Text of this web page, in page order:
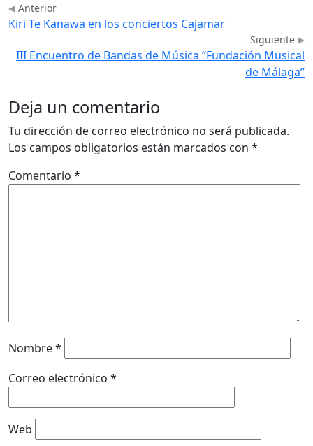
Anterior
Kiri Te Kanawa en los conciertos Cajamar
Siguiente
III Encuentro de Bandas de Música “Fundación Musical
de Málaga”
Deja un comentario
Tu dirección de correo electrónico no será publicada.
Los campos obligatorios están marcados con *
Comentario *
Nombre*
Correo electrónico *
Web